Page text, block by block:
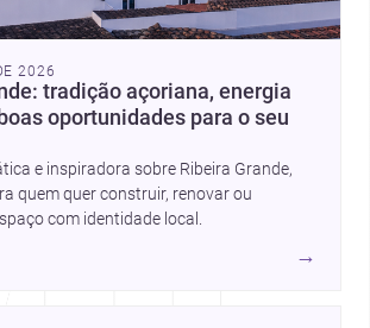
2026
tradição açoriana, energia
oportunidades para o seu
e inspiradora sobre Ribeira Grande,
quem quer construir, renovar ou
com identidade local.
→